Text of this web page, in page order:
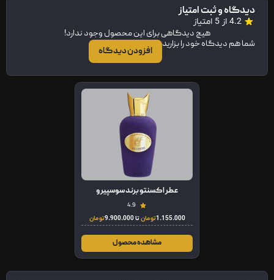
دیدگاه و ثبت امتیاز
4.2 از 5 امتیاز
هیچ دیدگاهی برای این محصول وجود ندارد!
شما هم دیدگاه خود را بزارید
افزودن دیدگاه
عطر اکسنتو برند سوسپیرو
4.9
1.155.000تومانتا9.900.000تومان
مشاهده محصول